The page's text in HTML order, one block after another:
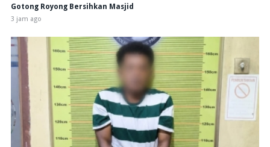
Gotong Royong Bersihkan Masjid
3 jam ago